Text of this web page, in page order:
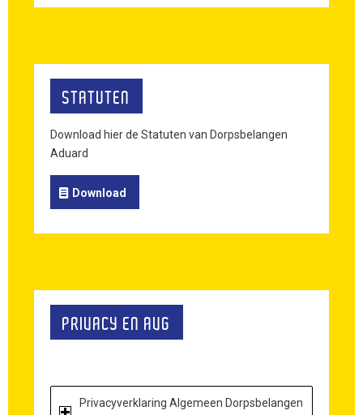
STATUTEN
Download hier de Statuten van Dorpsbelangen
Aduard
Download
PRIVACY EN AVG
Privacyverklaring Algemeen Dorpsbelangen